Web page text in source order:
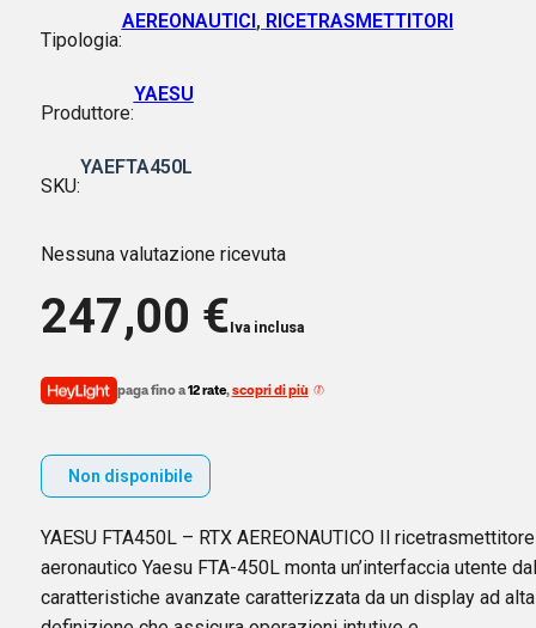
Tipologia:
AEREONAUTICI, RICETRASMETTITORI
Produttore:
YAESU
SKU:
YAEFTA450L
Nessuna valutazione ricevuta
247,00 € Iva inclusa
paga fino a12 rate,scopri di più
Non disponibile
YAESU FTA450L – RTX AEREONAUTICO Il ricetrasmettitore
aeronautico Yaesu FTA-450L monta un’interfaccia utente
caratteristiche avanzate caratterizzata da un display ad alta